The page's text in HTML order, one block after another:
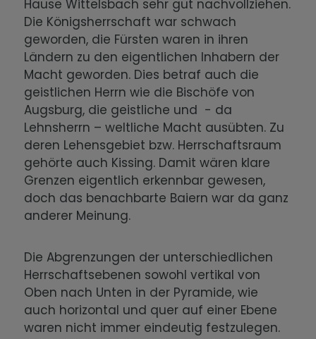
Hause Wittelsbach sehr gut nachvollziehen.
Die Königsherrschaft war schwach
geworden, die Fürsten waren in ihren
Ländern zu den eigentlichen Inhabern der
Macht geworden. Dies betraf auch die
geistlichen Herrn wie die Bischöfe von
Augsburg, die geistliche und - da
Lehnsherrn – weltliche Macht ausübten. Zu
deren Lehensgebiet bzw. Herrschaftsraum
gehörte auch Kissing. Damit wären klare
Grenzen eigentlich erkennbar gewesen,
doch das benachbarte Baiern war da ganz
anderer Meinung.
Die Abgrenzungen der unterschiedlichen
Herrschaftsebenen sowohl vertikal von
Oben nach Unten in der Pyramide, wie
auch horizontal und quer auf einer Ebene
waren nicht immer eindeutig festzulegen.